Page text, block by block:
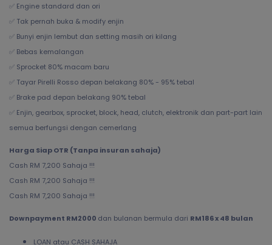
✅ Engine standard dan ori
✅ Tak pernah buka & modify enjin
✅ Bunyi enjin lembut dan setting masih ori kilang
✅ Bebas kemalangan
✅ Sprocket 80% macam baru
✅ Tayar Pirelli Rosso depan belakang 80% - 95% tebal
✅ Brake pad depan belakang 90% tebal
✅ Enjin, gearbox, sprocket, block, head, clutch, elektronik dan part-part lain
semua berfungsi dengan cemerlang
Harga Siap OTR (Tanpa insuran sahaja)
Cash RM 7,200 Sahaja !!!
Cash RM 7,200 Sahaja !!!
Cash RM 7,200 Sahaja !!!
Downpayment RM2000 dan bulanan bermula dari RM186 x 48 bulan
LOAN atau CASH SAHAJA